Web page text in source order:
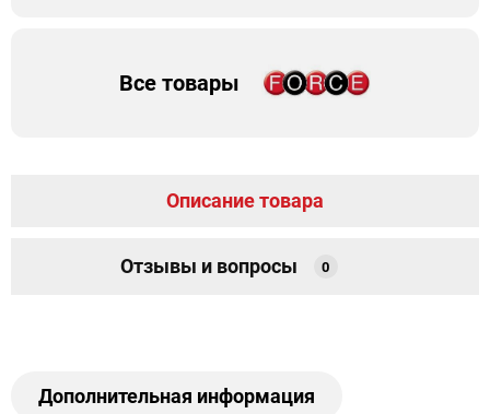
Все товары
Описание товара
Отзывы и вопросы 0
Дополнительная информация